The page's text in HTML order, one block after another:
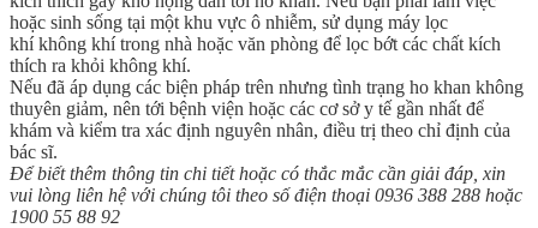
hoặc sinh sống tại một khu vực ô nhiễm, sử dụng máy lọc
khí không khí trong nhà hoặc văn phòng để lọc bớt các chất kích
thích ra khỏi không khí.
Nếu đã áp dụng các biện pháp trên nhưng tình trạng ho khan không
thuyên giảm, nên tới bệnh viện hoặc các cơ sở y tế gần nhất để
khám và kiểm tra xác định nguyên nhân, điều trị theo chỉ định của
bác sĩ.
Để biết thêm thông tin chi tiết hoặc có thắc mắc cần giải đáp, xin
vui lòng liên hệ với chúng tôi theo số điện thoại 0936 388 288 hoặc
1900 55 88 92